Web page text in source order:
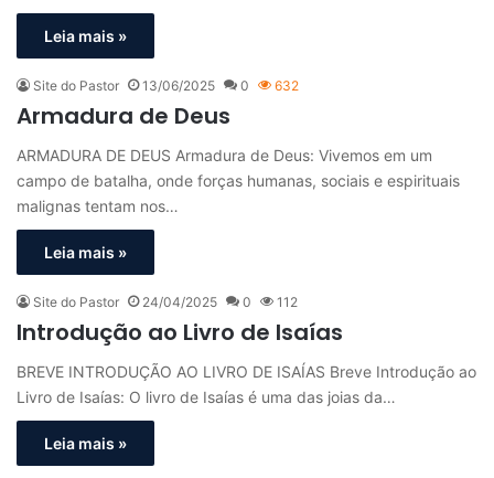
Leia mais »
Site do Pastor 13/06/2025 0 632
Armadura de Deus
ARMADURA DE DEUS Armadura de Deus: Vivemos em um
campo de batalha, onde forças humanas, sociais e espirituais
malignas tentam nos…
Leia mais »
Site do Pastor 24/04/2025 0 112
Introdução ao Livro de Isaías
BREVE INTRODUÇÃO AO LIVRO DE ISAÍAS Breve Introdução ao
Livro de Isaías: O livro de Isaías é uma das joias da…
Leia mais »